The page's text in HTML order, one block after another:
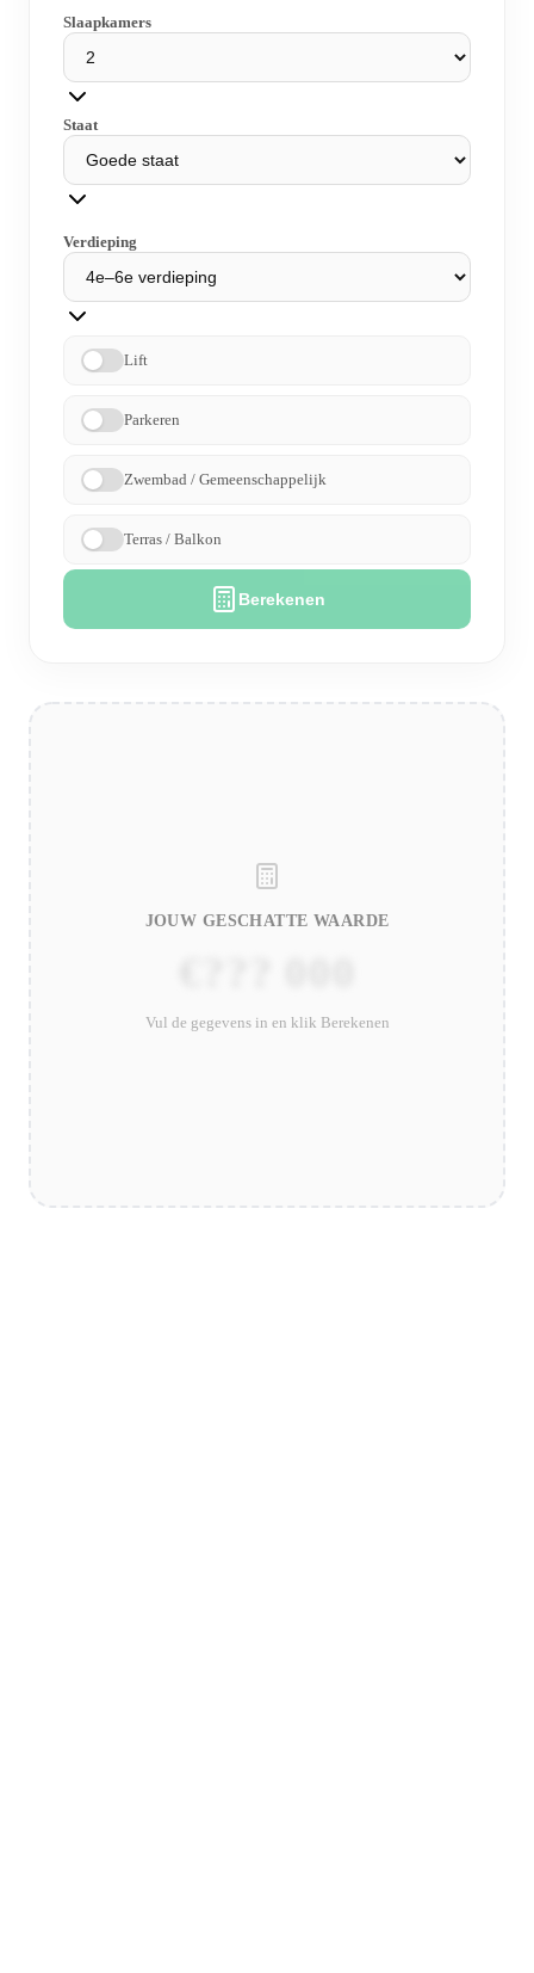
Slaapkamers
Staat
Verdieping
Lift
Parkeren
Zwembad / Gemeenschappelijk
Terras / Balkon
Berekenen
JOUW GESCHATTE WAARDE
Vul de gegevens in en klik Berekenen